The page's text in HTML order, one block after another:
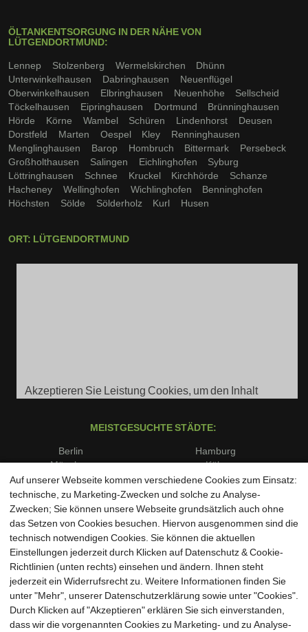
ÖLTANKENTSORGUNG IN DER NÄHE VON
LÜTGENDORTMUND:
Lennep
Stolzenberg Wermelskirchen
Dhünn
Unterwinkelhausen
Dabringhausen
Neuenflügel
Oberwinkelhausen
Elbringhausen Neuenhöhe
Sellscheid
Töckelhausen
Eipringhausen Dortmund
Brünninghausen
Hörde
Körne Wambel Schüren Lindenhorst
Deusen
Dorstfeld
Marten Oespel Kley
Renninghausen
Menglinghausen
Barop Hombruch Bittermark
Persebeck
Großholthausen
Salingen Eichlinghofen
Syburg
Löttringhausen
Schnee Kruckel Kirchhörde
Schanze
Hacheney
Wellinghofen Wichlinghofen
Benninghofen
Höchsten
Sölde Sölderholz Kurl Husen
ORT: LÜTGENDORTMUND
Akzeptieren Sie Leistung Cookies, um den Inhalt
MEISTGESUCHTE STÄDTE:
Berlin
München
Frankfurt am Main
Düsseldorf
Essen
Dresden
Hannover
Duisburg
Wuppertal
Bonn
Hamburg
Köln
Stuttgart
Dortmund
Bremen
Leipzig
Nürnberg
Bochum
Bielefeld
Auf unserer Webseite kommen verschiedene Cookies zum Einsatz:
technische, zu Marketing-Zwecken und solche zu Analyse-
Zwecken; Sie können unsere Webseite grundsätzlich auch ohne
das Setzen von Cookies besuchen. Hiervon ausgenommen sind die
technisch notwendigen Cookies. Sie können die aktuellen
Einstellungen jederzeit durch Klicken auf Datenschutz & Cookie-
Richtlinien (unten rechts) einsehen und ändern. Ihnen steht
jederzeit ein Widerrufsrecht zu. Weitere Informationen finden Sie
unter "Mehr", unserer Datenschutzerklärung sowie unter "Cookies".
Durch Klicken auf "Akzeptieren" erklären Sie sich einverstanden,
dass wir die vorgenannten Cookies zu Marketing- und zu Analyse-